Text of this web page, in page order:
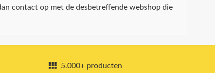
contact op met de desbetreffende webshop die
5.000+ producten